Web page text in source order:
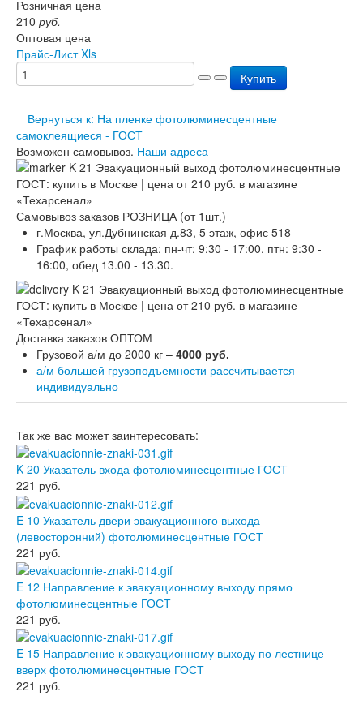
Перезарядка ОП
Перезарядка ОВП
Доставка
Гарантии
Статьи
Публичная оферта
Сертификаты
Вопрос-Ответ
Контакты
Розничная цена
210 руб.
Оптовая цена
Прайс-Лист Xls
Купить
Вернуться к: На пленке фотолюминесцентные
самоклеящиеся - ГОСТ
Возможен самовывоз. Наши адреса
Самовывоз заказов РОЗНИЦА (от 1шт.)
г.Москва, ул.Дубнинская д.83, 5 этаж, офис 518
График работы склада: пн-чт: 9:30 - 17:00. птн: 9:30 -
16:00, обед 13.00 - 13.30.
Доставка заказов ОПТОМ
Грузовой а/м до 2000 кг – 4000 руб.
а/м большей грузоподъемности рассчитывается
индивидуально
Так же вас может заинтересовать:
K 20 Указатель входа фотолюминесцентные ГОСТ
221 руб.
E 10 Указатель двери эвакуационного выхода
(левосторонний) фотолюминесцентные ГОСТ
221 руб.
E 12 Направление к эвакуационному выходу прямо
фотолюминесцентные ГОСТ
221 руб.
E 15 Направление к эвакуационному выходу по лестнице
вверх фотолюминесцентные ГОСТ
221 руб.